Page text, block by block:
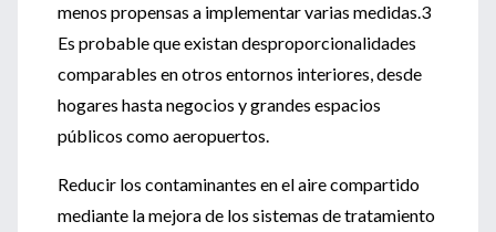
menos propensas a implementar varias medidas.3
Es probable que existan desproporcionalidades
comparables en otros entornos interiores, desde
hogares hasta negocios y grandes espacios
públicos como aeropuertos.
Reducir los contaminantes en el aire compartido
mediante la mejora de los sistemas de tratamiento